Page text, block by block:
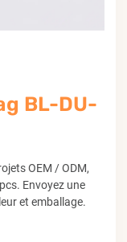
BL-DU-
OEM / ODM,
Envoyez une
et emballage.